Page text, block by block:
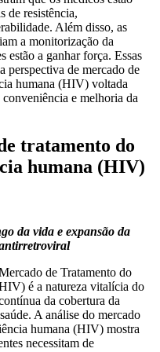
de resistência,
Além disso, as
a monitorização da
estão a ganhar força. Essas
perspectiva de mercado de
humana (HIV) voltada
e melhoria da
tratamento do
humana (HIV)
da vida e expansão da
de Tratamento do
é a natureza vitalícia do
da cobertura da
A análise do mercado
humana (HIV) mostra
necessitam de